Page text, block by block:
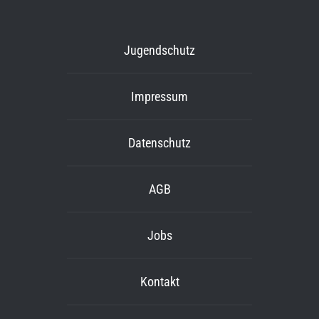
Jugendschutz
Impressum
Datenschutz
AGB
Jobs
Kontakt